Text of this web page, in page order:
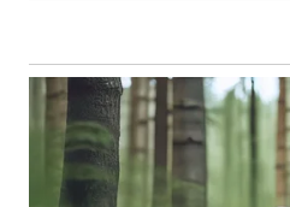
SULUT
WN
MALUKU